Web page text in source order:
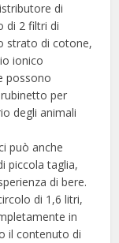
di
di 2 filtri di
strato di cotone,
ionico
possono
per
degli animali
può anche
piccola taglia,
di bere.
di 1,6 litri,
in
il contenuto di